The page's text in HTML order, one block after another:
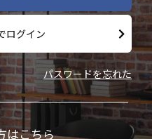
ログイン
パスワードを忘れた
はこちら